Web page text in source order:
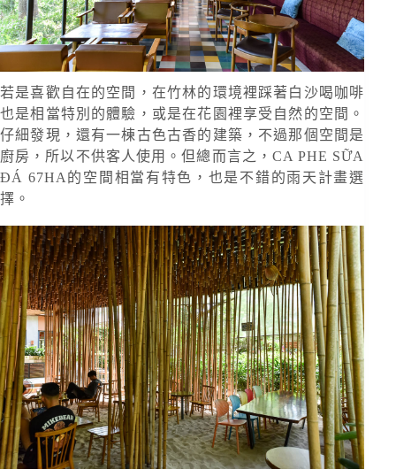
若是喜歡自在的空間，在竹林的環境裡踩著白沙喝咖啡
也是相當特別的體驗，或是在花園裡享受自然的空間。
仔細發現，還有一棟古色古香的建築，不過那個空間是
廚房，所以不供客人使用。但總而言之，CA PHE SỮA
ĐÁ 67HA的空間相當有特色，也是不錯的雨天計畫選
擇。